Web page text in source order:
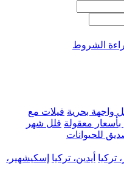
الشروط
واجهة بحرية فيلات مع
بأسعار معقولة فلل شهر
للحيوانات
تركيا أيدين، تركيا إسكيشهير،